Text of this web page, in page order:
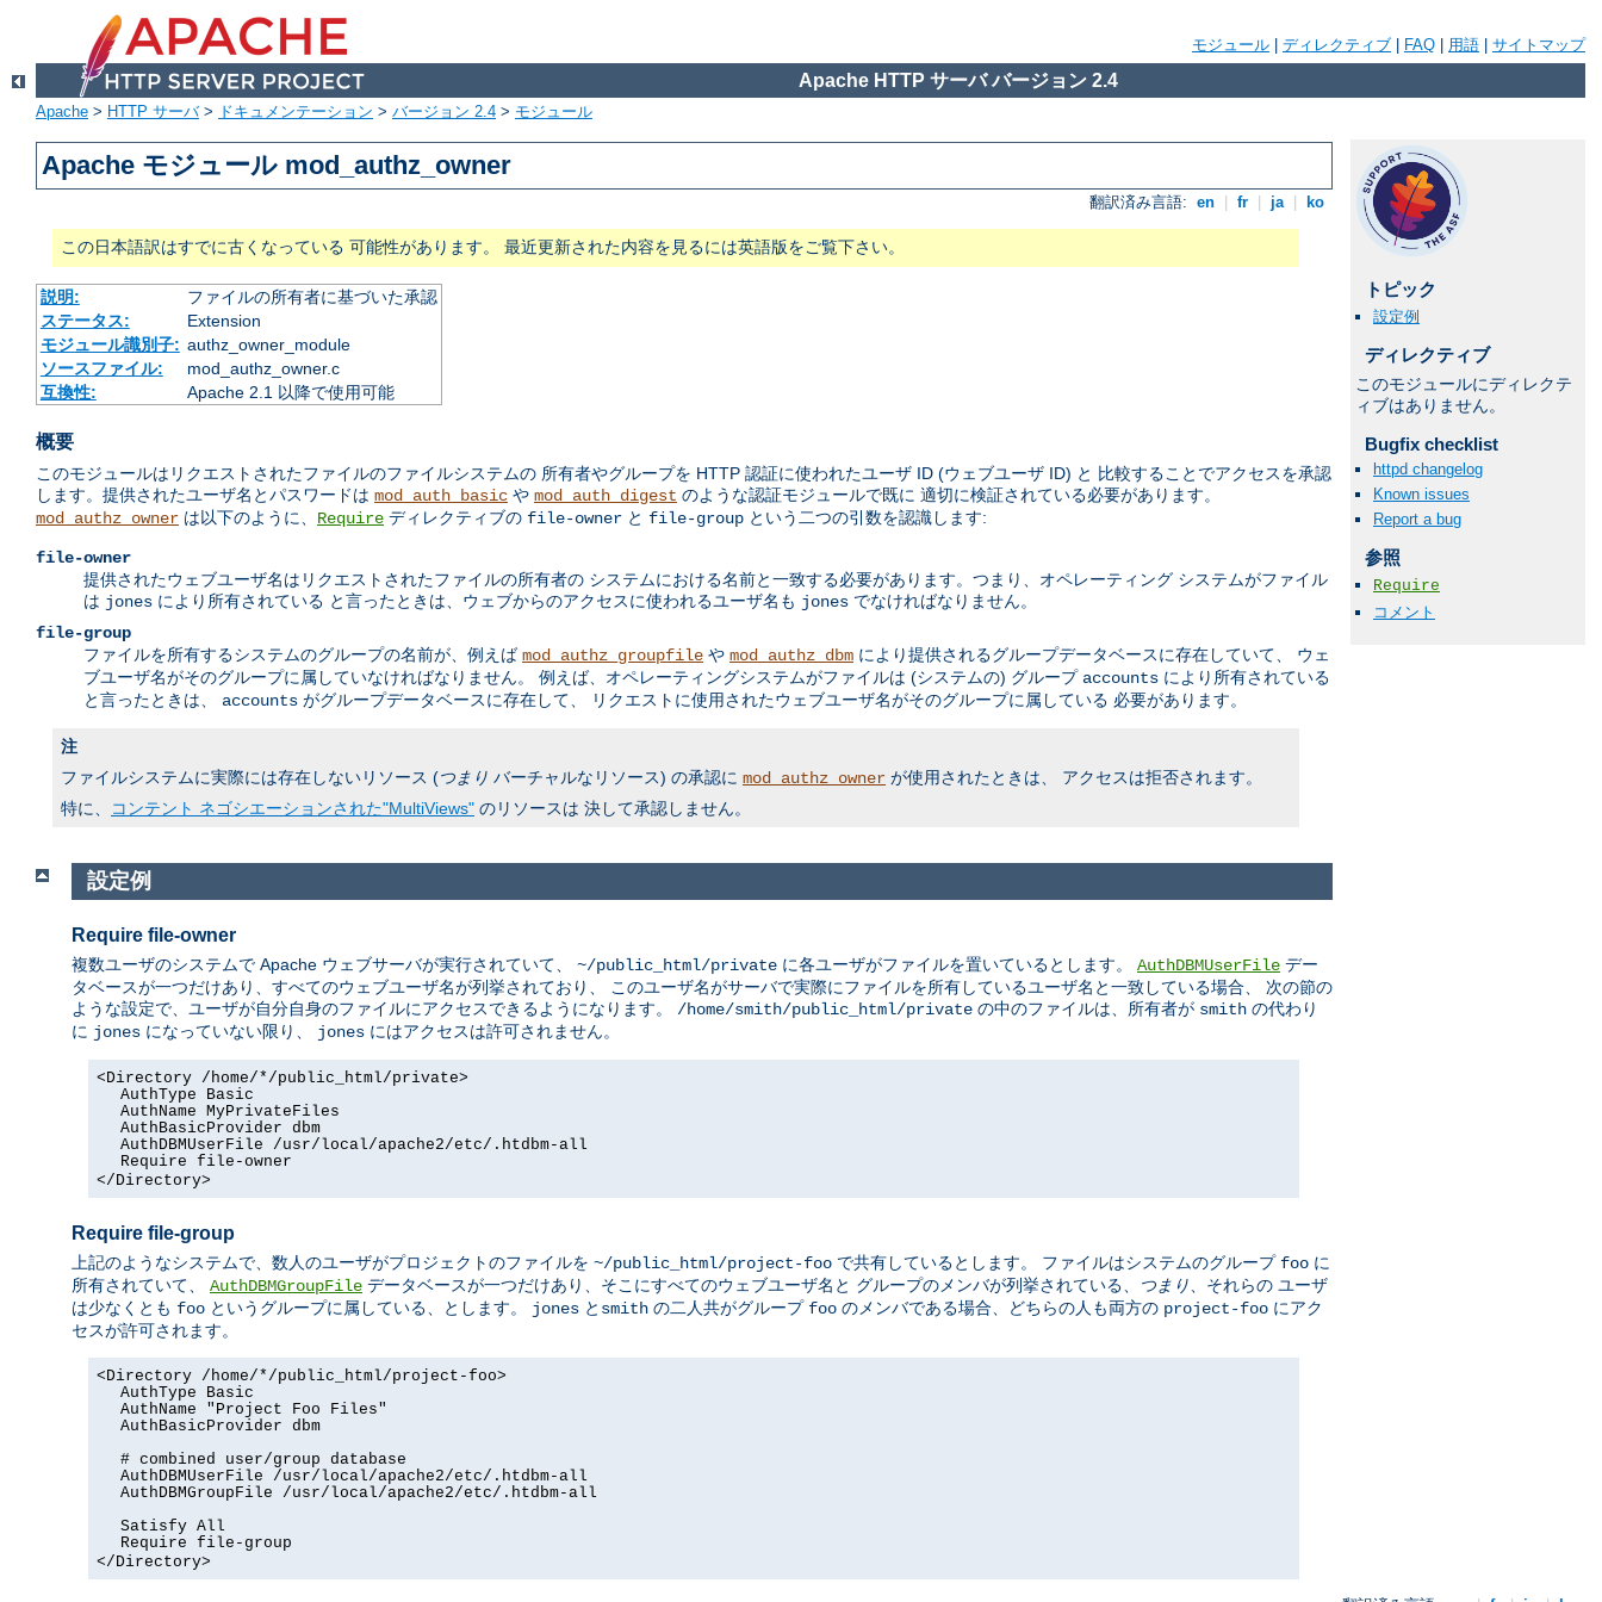
モジュール ディレクティブ FAQ 用語 サイトマップ
Apache HTTP サーバ バージョン 2.4
Apache > HTTP サーバ> ドキュメンテーション > バージョン 2.4 > モジュール
Apache モジュール mod_authz_owner
翻訳済み言語: en fr ja ko
この日本語訳はすでに古くなっている 可能性があります。 最近更新された内容を見るには英語版をご覧下さい。
説明:
ファイルの所有者に基づいた承認
ステータス:
Extension
モジュール識別子: authz_owner_module
ソースファイル:
mod_authz_owner.c
互換性:
Apache 2.1 以降で使用可能
概要
このモジュールはリクエストされたファイルのファイルシステムの 所有者やグループを HTTP 認証に使われたユーザ ID (ウェブユーザ ID) と 比較することでアクセスを承認
します。提供されたユーザ名とパスワードは mod_auth_basic や mod_auth_digest のような認証モジュールで既に 適切に検証されている必要があります。
mod_authz_owner は以下のように、 Require ディレクティブの file-owner と file-group という二つの引数を認識します:
file-owner
提供されたウェブユーザ名はリクエストされたファイルの所有者の システムにおける名前と一致する必要があります。つまり、オペレーティング システムがファイル
は jones により所有されている と言ったときは、ウェブからのアクセスに使われるユーザ名も jones でなければなりません。
file-group
ファイルを所有するシステムのグループの名前が、例えばmod_authz_groupfile や mod_authz_dbm により提供されるグループデータベースに存在していて、 ウェ
ブユーザ名がそのグループに属していなければなりません。 例えば、オペレーティングシステムがファイルは (システムの) グループ accounts により所有されている
と言ったときは、 accounts がグループデータベースに存在して、 リクエストに使用されたウェブユーザ名がそのグループに属している 必要があります。
注
ファイルシステムに実際には存在しないリソース (つまり バーチャルなリソース) の承認に mod_authz_owner が使用されたときは、 アクセスは拒否されます。
特に、
コンテント ネゴシエーションされた"MultiViews" のリソースは 決して承認しません。
トピック
設定例
ディレクティブ
このモジュールにディレクテ
ィブはありません。
Bugfix checklist
httpd changelog
Known issues
Report a bug
参照
Require
コメント
設定例
Require file-owner
複数ユーザのシステムで Apache ウェブサーバが実行されていて、 ~/public_html/private に各ユーザがファイルを置いているとします。 AuthDBMUserFile デー
タベースが一つだけあり、すべてのウェブユーザ名が列挙されており、 このユーザ名がサーバで実際にファイルを所有しているユーザ名と一致している場合、 次の節の
ような設定で、ユーザが自分自身のファイルにアクセスできるようになります。 /home/smith/public_html/private の中のファイルは、所有者が smith の代わり
に jones になっていない限り、 jones にはアクセスは許可されません。
<Directory /home/*/public_html/private>
AuthType Basic
AuthName MyPrivateFiles
AuthBasicProvider dbm
AuthDBMUserFile /usr/local/apache2/etc/.htdbm-all
Require file-owner
</Directory>
Require file-group
上記のようなシステムで、数人のユーザがプロジェクトのファイルを ~/public_html/project-foo で共有しているとします。 ファイルはシステムのグループ foo に
所有されていて、 AuthDBMGroupFile データベースが一つだけあり、そこにすべてのウェブユーザ名と グループのメンバが列挙されている、 つまり、それらの ユーザ
は少なくとも foo というグループに属している、とします。 jones と smith の二人共がグループ foo のメンバである場合、どちらの人も両方の project-foo にアク
セスが許可されます。
<Directory /home/*/public_html/project-foo>
AuthType Basic
AuthName "Project Foo Files"
AuthBasicProvider dbm
# combined user/group database
AuthDBMUserFile /usr/local/apache2/etc/.htdbm-all
AuthDBMGroupFile /usr/local/apache2/etc/.htdbm-all
Satisfy All
Require file-group
</Directory>